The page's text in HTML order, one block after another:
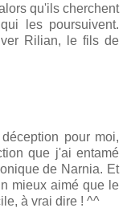
qu'ils cherchent
les poursuivent.
Rilian, le fils de
pour moi,
que j'ai entamé
de Narnia. Et
mieux aimé que le
à vrai dire ! ^^